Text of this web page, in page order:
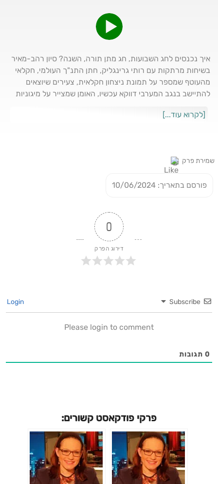
איך נכנסים לחג השבועות, חג מתן תורה, השנה? סיון רהב-מאיר
בשיחות מרתקות עם רותי גרינגליק, חתן התנ"ך העולמי, חקלאי
מהעוטף שמספר על תמונת ניצחון חקלאית, צעירים שיוצאים
להתיישב בנגב המערבי דווקא עכשיו, האומן שמצייר על מיגוניות
[לקרוא עוד...]
שמירת פרק
פורסם בתאריך: 10/06/2024
0
דירוג הפרק
Subscribe
Please login to comment
0 תגובות
פרקי פודקאסט קשורים: